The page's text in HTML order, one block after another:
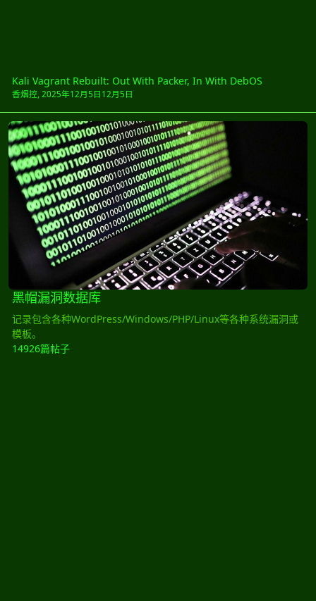
Kali Vagrant Rebuilt: Out With Packer, In With DebOS
香烟控, 2025年12月5日 12月5日
黑帽漏洞数据库
黑帽漏洞数据库
记录包含各种WordPress/Windows/PHP/Linux等各种系统漏洞或
模板。
14926篇帖子